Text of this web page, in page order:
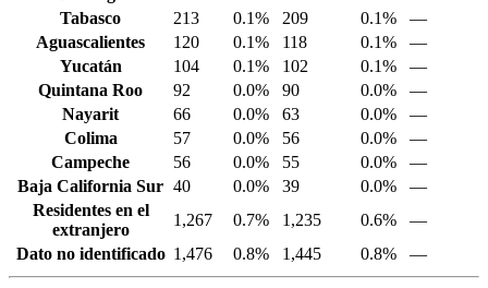
Tabasco
213 0.1% 209 0.1%
—
Aguascalientes
120 0.1% 118 0.1%
—
Yucatán
104 0.1% 102 0.1%
—
Quintana Roo
92 0.0% 90 0.0%
—
Nayarit
66 0.0% 63 0.0%
—
Colima
57 0.0% 56 0.0%
—
Campeche
56 0.0% 55 0.0%
—
Baja California Sur 40 0.0% 39 0.0%
—
Residentes en el
extranjero
1,267 0.7% 1,235 0.6%
—
Dato no identificado 1,476 0.8% 1,445 0.8% —